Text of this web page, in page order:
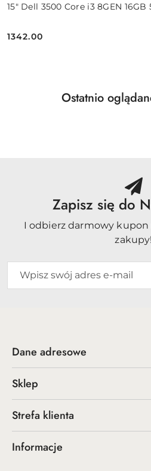
15" Dell 3500 Core i3 8GEN 16GB
Cena:
1342.00
Pomiń karuzelę
Produkty
Ostatnio
Zapisz się do
I odbierz darmowy kupon
zakupy!
Dane adresowe
Sklep
Strefa klienta
Informacje